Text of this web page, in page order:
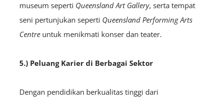
museum seperti Queensland Art Gallery, serta tempat
seni pertunjukan seperti Queensland Performing Arts
Centre untuk menikmati konser dan teater.
5.) Peluang Karier di Berbagai Sektor
Dengan pendidikan berkualitas tinggi dari